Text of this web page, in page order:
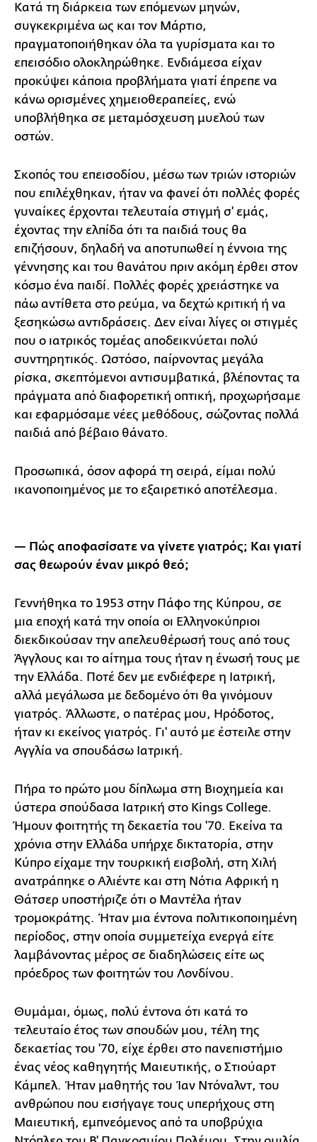
Κατά τη διάρκεια των επόμενων μηνών,
συγκεκριμένα ως και τον Μάρτιο,
πραγματοποιήθηκαν όλα τα γυρίσματα και το
επεισόδιο ολοκληρώθηκε. Ενδιάμεσα είχαν
προκύψει κάποια προβλήματα γιατί έπρεπε να
κάνω ορισμένες χημειοθεραπείες, ενώ
υποβλήθηκα σε μεταμόσχευση μυελού των
οστών.
Σκοπός του επεισοδίου, μέσω των τριών ιστοριών
που επιλέχθηκαν, ήταν να φανεί ότι πολλές φορές
γυναίκες έρχονται τελευταία στιγμή σ' εμάς,
έχοντας την ελπίδα ότι τα παιδιά τους θα
επιζήσουν, δηλαδή να αποτυπωθεί η έννοια της
γέννησης και του θανάτου πριν ακόμη έρθει στον
κόσμο ένα παιδί. Πολλές φορές χρειάστηκε να
πάω αντίθετα στο ρεύμα, να δεχτώ κριτική ή να
ξεσηκώσω αντιδράσεις. Δεν είναι λίγες οι στιγμές
που ο ιατρικός τομέας αποδεικνύεται πολύ
συντηρητικός. Ωστόσο, παίρνοντας μεγάλα
ρίσκα, σκεπτόμενοι αντισυμβατικά, βλέποντας τα
πράγματα από διαφορετική οπτική, προχωρήσαμε
και εφαρμόσαμε νέες μεθόδους, σώζοντας πολλά
παιδιά από βέβαιο θάνατο.
Προσωπικά, όσον αφορά τη σειρά, είμαι πολύ
ικανοποιημένος με το εξαιρετικό αποτέλεσμα.
— Πώς αποφασίσατε να γίνετε γιατρός; Και γιατί
σας θεωρούν έναν μικρό θεό;
Γεννήθηκα το 1953 στην Πάφο της Κύπρου, σε
μια εποχή κατά την οποία οι Ελληνοκύπριοι
διεκδικούσαν την απελευθέρωσή τους από τους
Άγγλους και το αίτημα τους ήταν η ένωσή τους με
την Ελλάδα. Ποτέ δεν με ενδιέφερε η Ιατρική,
αλλά μεγάλωσα με δεδομένο ότι θα γινόμουν
γιατρός. Άλλωστε, ο πατέρας μου, Ηρόδοτος,
ήταν κι εκείνος γιατρός. Γι' αυτό με έστειλε στην
Αγγλία να σπουδάσω Ιατρική.
Πήρα το πρώτο μου δίπλωμα στη Βιοχημεία και
ύστερα σπούδασα Ιατρική στο Kings College.
Ήμουν φοιτητής τη δεκαετία του '70. Εκείνα τα
χρόνια στην Ελλάδα υπήρχε δικτατορία, στην
Κύπρο είχαμε την τουρκική εισβολή, στη Χιλή
ανατράπηκε ο Αλιέντε και στη Νότια Αφρική η
Θάτσερ υποστήριζε ότι ο Μαντέλα ήταν
τρομοκράτης. Ήταν μια έντονα πολιτικοποιημένη
περίοδος, στην οποία συμμετείχα ενεργά είτε
λαμβάνοντας μέρος σε διαδηλώσεις είτε ως
πρόεδρος των φοιτητών του Λονδίνου.
Θυμάμαι, όμως, πολύ έντονα ότι κατά το
τελευταίο έτος των σπουδών μου, τέλη της
δεκαετίας του '70, είχε έρθει στο πανεπιστήμιο
ένας νέος καθηγητής Μαιευτικής, ο Στιούαρτ
Κάμπελ. Ήταν μαθητής του Ίαν Ντόναλντ, του
ανθρώπου που εισήγαγε τους υπερήχους στη
Μαιευτική, εμπνεόμενος από τα υποβρύχια